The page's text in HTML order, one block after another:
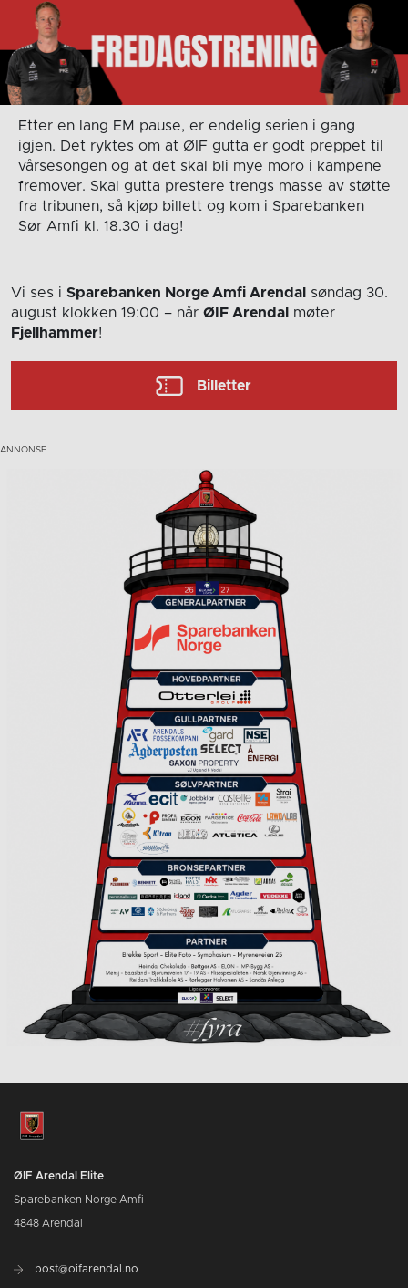
Etter en lang EM pause, er endelig serien i gang
igjen. Det ryktes om at ØIF gutta er godt preppet til
vårsesongen og at det skal bli mye moro i kampene
fremover. Skal gutta prestere trengs masse av støtte
fra tribunen, så kjøp billett og kom i Sparebanken
Sør Amfi kl. 18.30 i dag!
Vi ses i Sparebanken Norge Amfi Arendal
søndag 30.
august klokken 19:00 – når ØIF Arendal
møter
Fjellhammer!
Billetter
ØIF Arendal Elite
Sparebanken Norge Amfi
4848 Arendal
post@oifarendal.no